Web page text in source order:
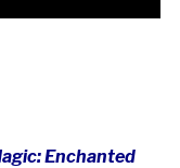
Enchanted